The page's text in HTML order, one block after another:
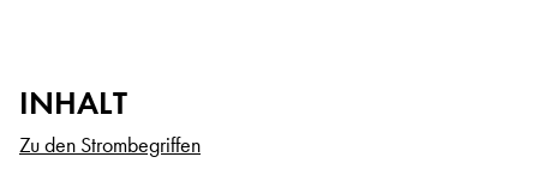
INHALT
Zu den Strombegriffen